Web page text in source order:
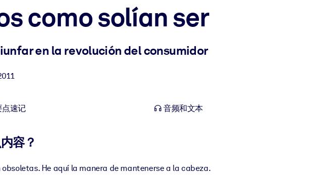
como solían ser
en la revolución del consumidor
点速记 音频和文本
容？
He aquí la manera de mantenerse a la cabeza.